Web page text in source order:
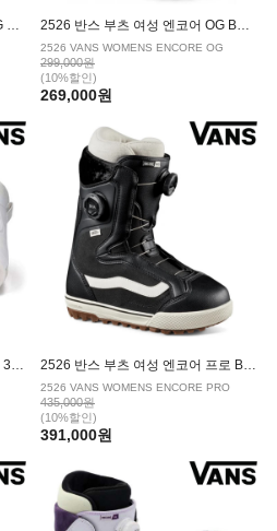
2526 반스 부츠 하이스탠다드 OG BLACK WHITE 2526 반스 부츠 여성 엔코어 OG BLACK WHITE
2526 VANS WOMENS ENCORE OG
299,000원
(10%할인)
269,000원
2526 반스 부츠 여성 엔코어 프로 30TH ANNIVERSARY WHITE GRAY OLIVE 2526 반스 부츠 여성 엔코어 프로 BLACK MARSHMALLOW
2526 VANS WOMENS ENCORE PRO
435,000원
(10%할인)
391,000원